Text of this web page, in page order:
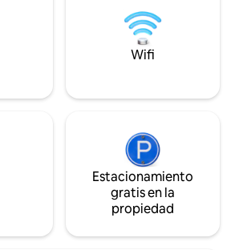
ropa de cama de calidad
mediados de
va a haber una
propiedad vecina.
Wifi
Estacionamiento
gratis en la
propiedad